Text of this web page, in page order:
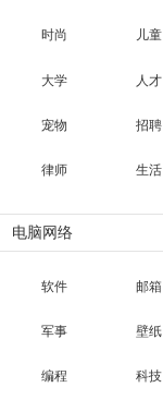
时尚 儿童
大学 人才
宠物 招聘
律师 生活
电脑网络
软件 邮箱
军事 壁纸
编程 科技